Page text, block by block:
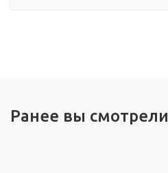
Ранее вы смотрели